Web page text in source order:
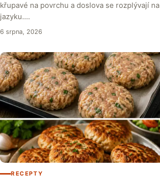
křupavé na povrchu a doslova se rozplývají na
jazyku.…
6 srpna, 2026
RECEPTY